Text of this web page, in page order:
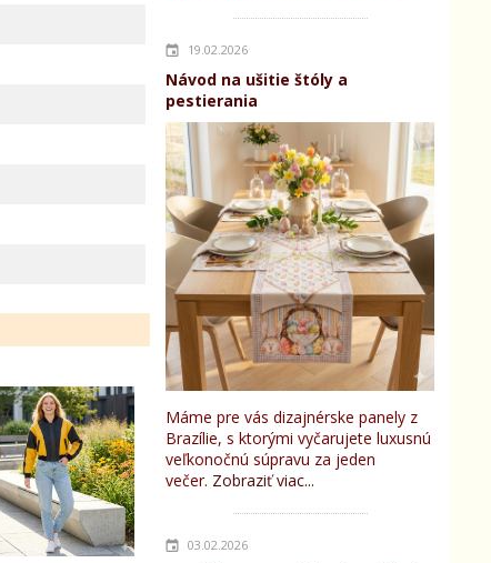
19.02.2026
Návod na ušitie štóly a
pestierania
Máme pre vás dizajnérske panely z
Brazílie, s ktorými vyčarujete luxusnú
veľkonočnú súpravu za jeden
večer. Zobraziť viac...
03.02.2026